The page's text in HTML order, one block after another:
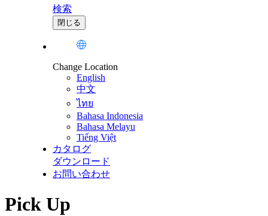
検索
閉じる
Change Location
English
中文
ไทย
Bahasa Indonesia
Bahasa Melayu
Tiếng Việt
カタログ
ダウンロード
お問い合わせ
Pick Up